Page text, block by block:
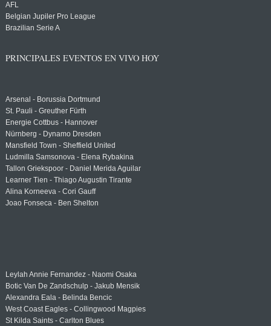
AFL
Belgian Jupiler Pro League
Brazilian Serie A
PRINCIPALES EVENTOS EN VIVO HOY
Arsenal - Borussia Dortmund
St. Pauli - Greuther Fürth
Energie Cottbus - Hannover
Nürnberg - Dynamo Dresden
Mansfield Town - Sheffield United
Ludmilla Samsonova - Elena Rybakina
Tallon Griekspoor - Daniel Merida Aguilar
Learner Tien - Thiago Augustin Tirante
Alina Korneeva - Cori Gauff
Joao Fonseca - Ben Shelton
Leylah Annie Fernandez - Naomi Osaka
Botic Van De Zandschulp - Jakub Mensik
Alexandra Eala - Belinda Bencic
West Coast Eagles - Collingwood Magpies
St Kilda Saints - Carlton Blues